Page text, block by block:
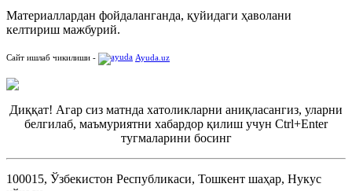
Материаллардан фойдаланганда, қуйидаги ҳаволани
келтириш мажбурий.
Сайт ишлаб чикилиши - Ayuda.uz
Диққат! Агар сиз матнда хатоликларни аниқласангиз, уларни
белгилаб, маъмуриятни хабардор қилиш учун Ctrl+Enter
тугмаларини босинг
100015, Ўзбекистон Республикаси, Тошкент шаҳар, Нукус